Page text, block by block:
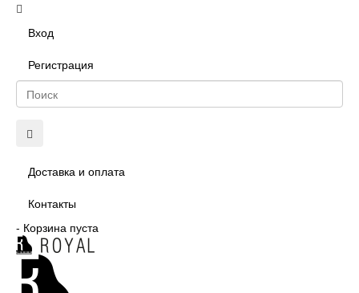
Вход
Регистрация
Доставка и оплата
Контакты
- Корзина пуста